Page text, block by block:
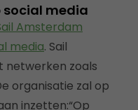
social media
Amsterdam
media. Sail
netwerken zoals
organisatie zal op
inzetten:“Op